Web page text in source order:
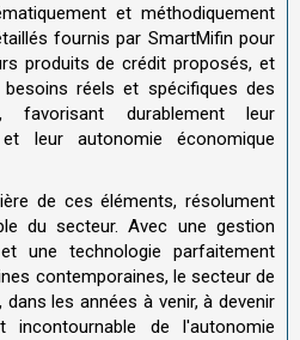
et méthodiquement
fournis par SmartMifin pour
produits de crédit proposés, et
réels et spécifiques des
favorisant durablement leur
et leur autonomie économique
de ces éléments, résolument
du secteur. Avec une gestion
une technologie parfaitement
contemporaines, le secteur de
les années à venir, à devenir
incontournable de l'autonomie